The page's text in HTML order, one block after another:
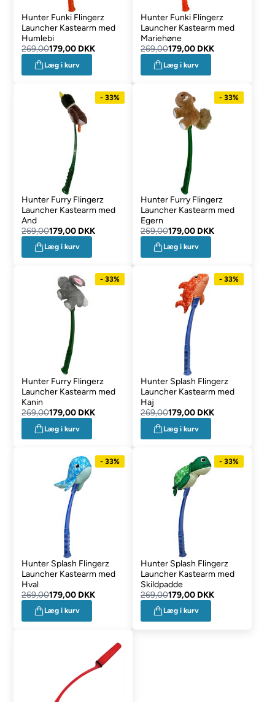
Hunter Funki Flingerz
Launcher Kastearm med
Humlebi
269,00179,00 DKK
Læg i kurv
Hunter Funki Flingerz
Launcher Kastearm med
Mariehøne
269,00179,00 DKK
Læg i kurv
- 33%
Hunter Furry Flingerz
Launcher Kastearm med
And
269,00179,00 DKK
Læg i kurv
- 33%
Hunter Furry Flingerz
Launcher Kastearm med
Egern
269,00179,00 DKK
Læg i kurv
- 33%
Hunter Furry Flingerz
Launcher Kastearm med
Kanin
269,00179,00 DKK
Læg i kurv
- 33%
Hunter Splash Flingerz
Launcher Kastearm med
Haj
269,00179,00 DKK
Læg i kurv
- 33%
Hunter Splash Flingerz
Launcher Kastearm med
Hval
269,00179,00 DKK
Læg i kurv
- 33%
Hunter Splash Flingerz
Launcher Kastearm med
Skildpadde
269,00179,00 DKK
Læg i kurv